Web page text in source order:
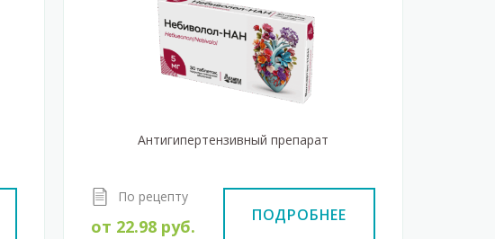
Антигипертензивный препарат
По рецепту
от 22.98 руб.
ПОДРОБНЕЕ